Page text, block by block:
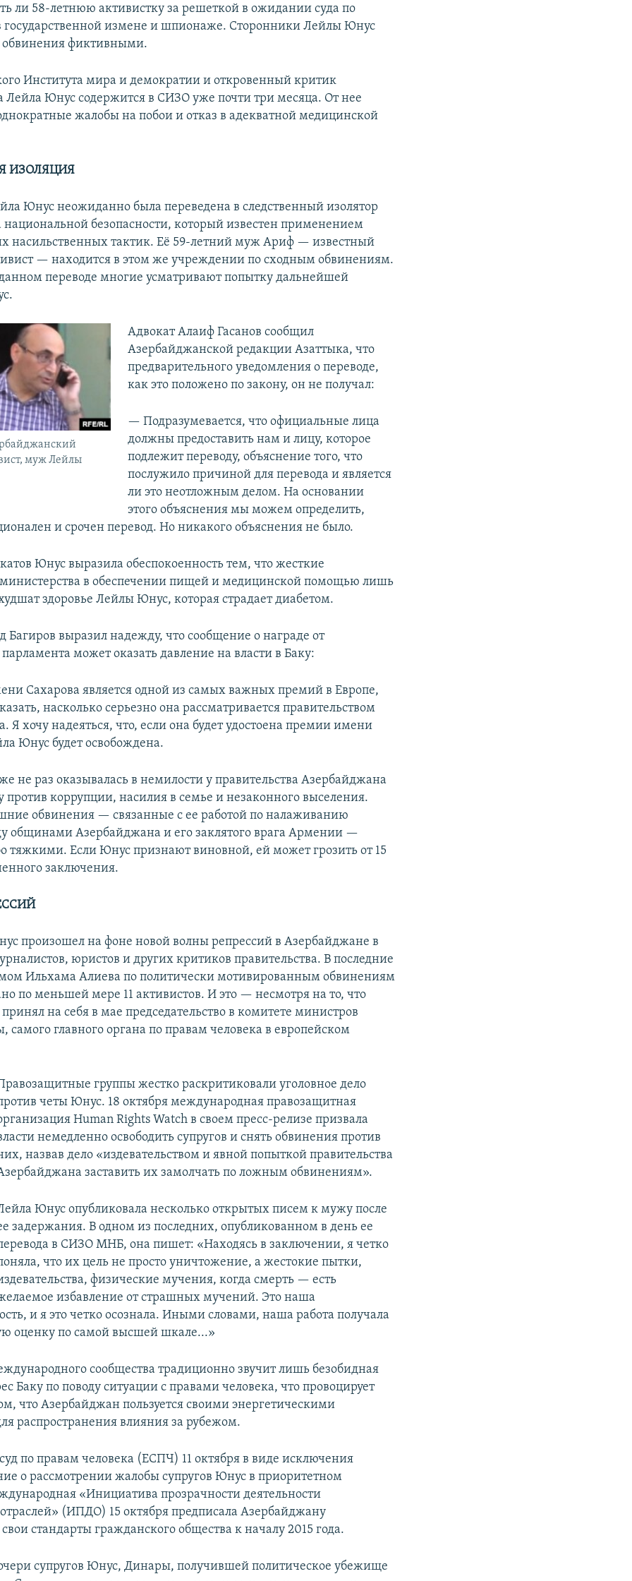
ли 58-летнюю активистку за решеткой в ожидании суда по
государственной измене и шпионаже. Сторонники Лейлы Юнус
обвинения фиктивными.
Института мира и демократии и откровенный критик
Лейла Юнус содержится в СИЗО уже почти три месяца. От нее
жалобы на побои и отказ в адекватной медицинской
ИЗОЛЯЦИЯ
Юнус неожиданно была переведена в следственный изолятор
национальной безопасности, который известен применением
насильственных тактик. Её 59-летний муж Ариф — известный
— находится в этом же учреждении по сходным обвинениям.
переводе многие усматривают попытку дальнейшей
муж Лейлы
Адвокат Алаиф Гасанов сообщил
Азербайджанской редакции Азаттыка, что
предварительного уведомления о переводе,
как это положено по закону, он не получал:
— Подразумевается, что официальные лица
должны предоставить нам и лицу, которое
подлежит переводу, объяснение того, что
послужило причиной для перевода и является
ли это неотложным делом. На основании
этого объяснения мы можем определить,
и срочен перевод. Но никакого объяснения не было.
Юнус выразила обеспокоенность тем, что жесткие
в обеспечении пищей и медицинской помощью лишь
здоровье Лейлы Юнус, которая страдает диабетом.
Багиров выразил надежду, что сообщение о награде от
может оказать давление на власти в Баку:
Сахарова является одной из самых важных премий в Европе,
насколько серьезно она рассматривается правительством
Я хочу надеяться, что, если она будет удостоена премии имени
Юнус будет освобождена.
не раз оказывалась в немилости у правительства Азербайджана
против коррупции, насилия в семье и незаконного выселения.
обвинения — связанные с ее работой по налаживанию
общинами Азербайджана и его заклятого врага Армении —
тяжкими. Если Юнус признают виновной, ей может грозить от 15
заключения.
произошел на фоне новой волны репрессий в Азербайджане в
юристов и других критиков правительства. В последние
Ильхама Алиева по политически мотивированным обвинениям
по меньшей мере 11 активистов. И это — несмотря на то, что
на себя в мае председательство в комитете министров
самого главного органа по правам человека в европейском
группы жестко раскритиковали уголовное дело
четы Юнус. 18 октября международная правозащитная
Human Rights Watch в своем пресс-релизе призвала
немедленно освободить супругов и снять обвинения против
назвав дело «издевательством и явной попыткой правительства
заставить их замолчать по ложным обвинениям».
Юнус опубликовала несколько открытых писем к мужу после
задержания. В одном из последних, опубликованном в день ее
в СИЗО МНБ, она пишет: «Находясь в заключении, я четко
что их цель не просто уничтожение, а жестокие пытки,
физические мучения, когда смерть — есть
избавление от страшных мучений. Это наша
и я это четко осознала. Иными словами, наша работа получала
оценку по самой высшей шкале...»
сообщества традиционно звучит лишь безобидная
Баку по поводу ситуации с правами человека, что провоцирует
что Азербайджан пользуется своими энергетическими
распространения влияния за рубежом.
по правам человека (ЕСПЧ) 11 октября в виде исключения
о рассмотрении жалобы супругов Юнус в приоритетном
«Инициатива прозрачности деятельности
(ИПДО) 15 октября предписала Азербайджану
стандарты гражданского общества к началу 2015 года.
супругов Юнус, Динары, получившей политическое убежище